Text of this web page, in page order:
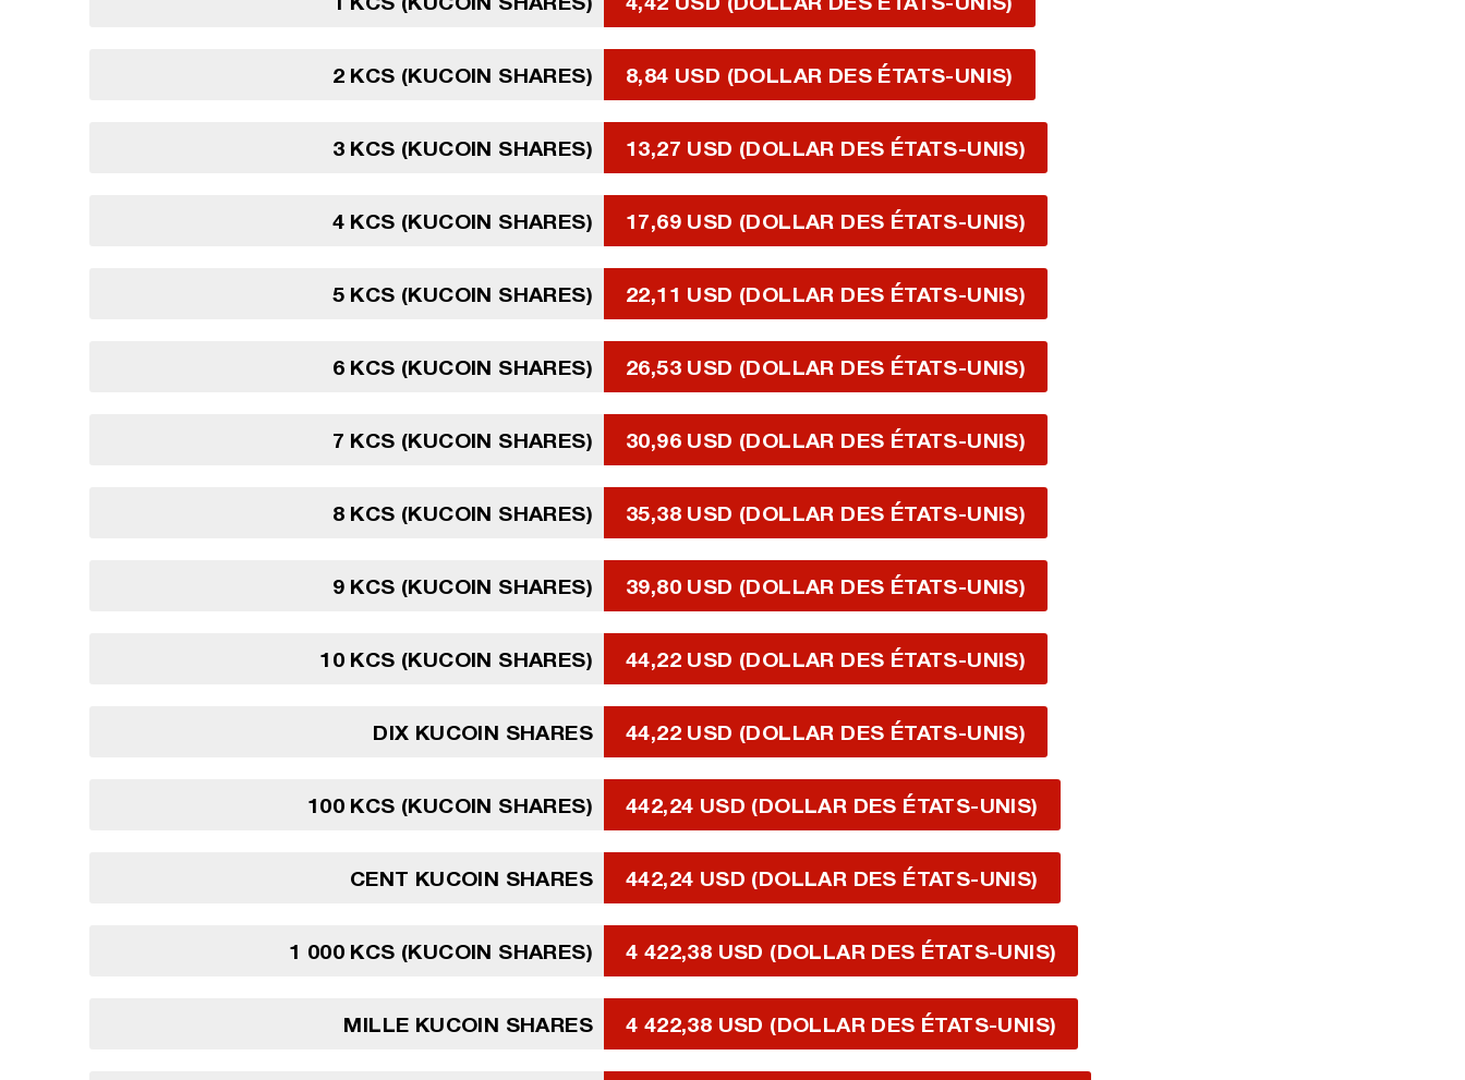
2 KCS (KUCOIN SHARES) 8,84 USD (DOLLAR DES ÉTATS-UNIS)
3 KCS (KUCOIN SHARES) 13,27 USD (DOLLAR DES ÉTATS-UNIS)
4 KCS (KUCOIN SHARES) 17,69 USD (DOLLAR DES ÉTATS-UNIS)
5 KCS (KUCOIN SHARES) 22,11 USD (DOLLAR DES ÉTATS-UNIS)
6 KCS (KUCOIN SHARES) 26,53 USD (DOLLAR DES ÉTATS-UNIS)
7 KCS (KUCOIN SHARES) 30,96 USD (DOLLAR DES ÉTATS-UNIS)
8 KCS (KUCOIN SHARES) 35,38 USD (DOLLAR DES ÉTATS-UNIS)
9 KCS (KUCOIN SHARES) 39,80 USD (DOLLAR DES ÉTATS-UNIS)
10 KCS (KUCOIN SHARES) 44,22 USD (DOLLAR DES ÉTATS-UNIS)
DIX KUCOIN SHARES 44,22 USD (DOLLAR DES ÉTATS-UNIS)
100 KCS (KUCOIN SHARES) 442,24 USD (DOLLAR DES ÉTATS-UNIS)
CENT KUCOIN SHARES 442,24 USD (DOLLAR DES ÉTATS-UNIS)
1 000 KCS (KUCOIN SHARES) 4 422,38 USD (DOLLAR DES ÉTATS-UNIS)
MILLE KUCOIN SHARES 4 422,38 USD (DOLLAR DES ÉTATS-UNIS)